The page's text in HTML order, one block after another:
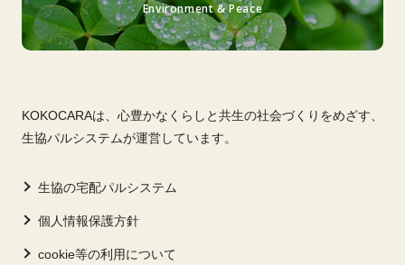
Environment & Peace
KOKOCARAは、心豊かなくらしと共生の社会づくりをめざす、
生協パルシステムが運営しています。
生協の宅配パルシステム
個人情報保護方針
cookie等の利用について